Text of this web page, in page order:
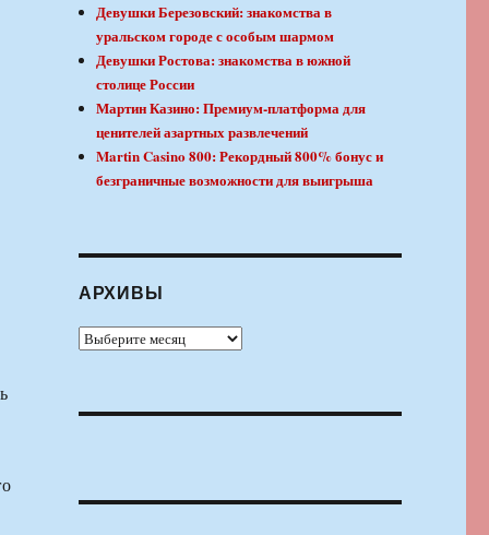
Девушки Березовский: знакомства в
уральском городе с особым шармом
Девушки Ростова: знакомства в южной
столице России
Мартин Казино: Премиум-платформа для
ценителей азартных развлечений
Martin Casino 800: Рекордный 800% бонус и
безграничные возможности для выигрыша
АРХИВЫ
Архивы